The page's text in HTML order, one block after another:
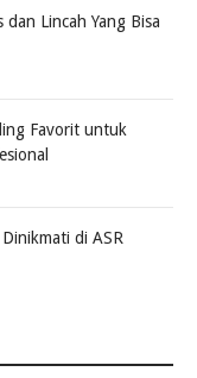
Lincah Yang Bisa
Favorit untuk
di ASR